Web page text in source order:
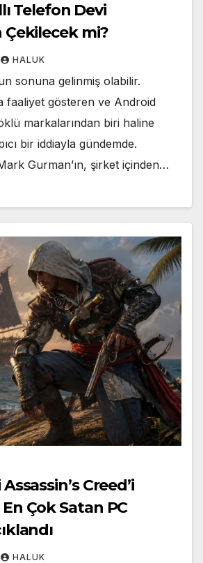
Telefon Devi
Çekilecek mi?
HALUK
sonuna gelinmiş olabilir.
faaliyet gösteren ve Android
markalarından biri haline
bir iddiayla gündemde.
Gurman’ın, şirket içinden…
Creed’i
Çok Satan PC
HALUK